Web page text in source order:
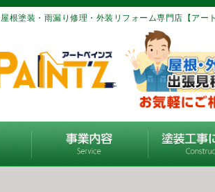
根塗装・雨漏り修理・外装リフォーム専門店【ア